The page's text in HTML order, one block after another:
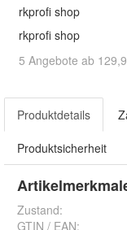
rkprofi shop
rkprofi shop
5 Angebote ab
Produktdetails
Produktsicherheit
Zustand:
GTIN / EAN: